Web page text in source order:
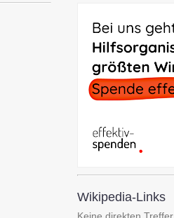
Wikipedia-Links